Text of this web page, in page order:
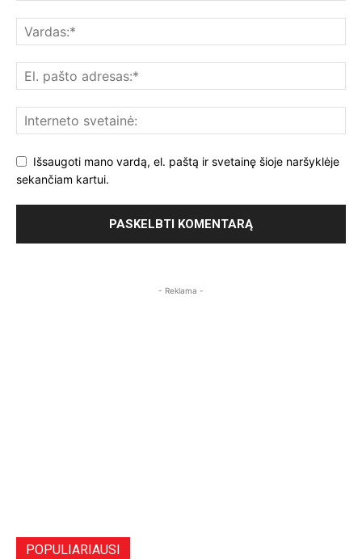
Išsaugoti mano vardą, el. paštą ir svetainę šioje naršyklėje
sekančiam kartui.
- Reklama -
POPULIARIAUSI